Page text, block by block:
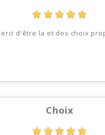
d'être la et des choix
Choix